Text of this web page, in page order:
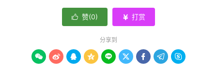
 赞(0)  打赏
分享到
        